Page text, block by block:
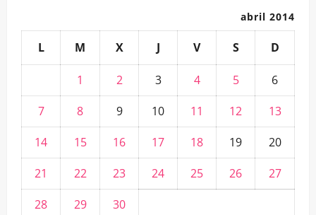
abril 2014
L M X J V S D
1 2 3 4 5
6
7
8 9 10 11 12
13
14
15 16 17 18 19
20
21
22 23 24 25 26
27
28
29 30